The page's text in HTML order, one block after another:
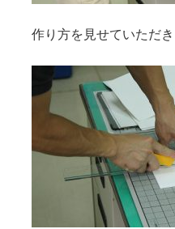
作り方を見せていただき